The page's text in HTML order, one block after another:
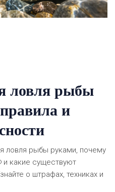
ловля рыбы
и
ловля рыбы руками, почему
какие существуют
о штрафах, техниках и